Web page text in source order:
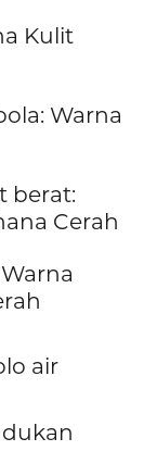
Kulit
Warna
berat:
Cerah
air